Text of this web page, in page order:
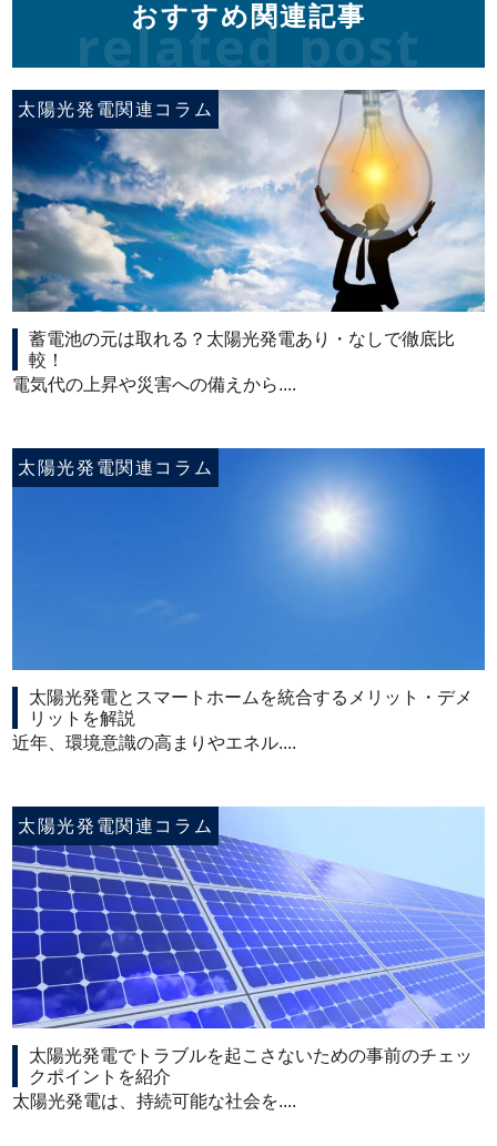
おすすめ関連記事
related post
太陽光発電関連コラム
蓄電池の元は取れる？太陽光発電あり・なしで徹底比
較！
電気代の上昇や災害への備えから....
太陽光発電関連コラム
太陽光発電とスマートホームを統合するメリット・デメ
リットを解説
近年、環境意識の高まりやエネル....
太陽光発電関連コラム
太陽光発電でトラブルを起こさないための事前のチェッ
クポイントを紹介
太陽光発電は、持続可能な社会を....